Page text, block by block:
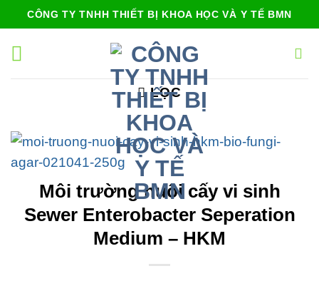
qua
nội
CÔNG TY TNHH THIẾT BỊ KHOA HỌC VÀ Y TẾ BMN
LỌC
Môi trường nuôi cấy vi sinh
Sewer Enterobacter Seperation
Medium – HKM